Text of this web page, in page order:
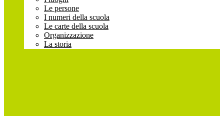
Le persone
I numeri della scuola
Le carte della scuola
Organizzazione
La storia